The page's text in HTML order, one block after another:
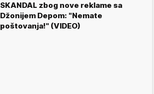
SKANDAL zbog nove reklame sa
Džonijem Depom: "Nemate
poštovanja!" (VIDEO)